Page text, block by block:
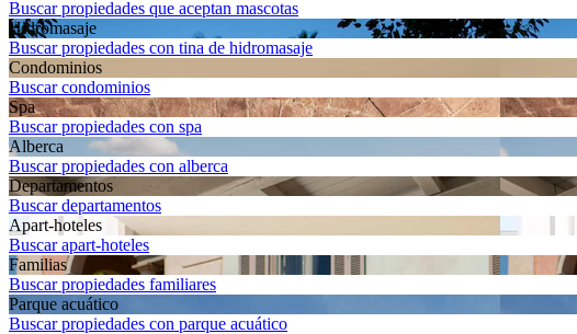
Buscar propiedades que aceptan mascotas
Hidromasaje
Buscar propiedades con tina de hidromasaje
Condominios
Buscar condominios
Spa
Buscar propiedades con spa
Alberca
Buscar propiedades con alberca
Departa­mentos
Buscar departamentos
Apart-hoteles
Buscar apart-hoteles
Familias
Buscar propiedades familiares
Parque acuático
Buscar propiedades con parque acuático